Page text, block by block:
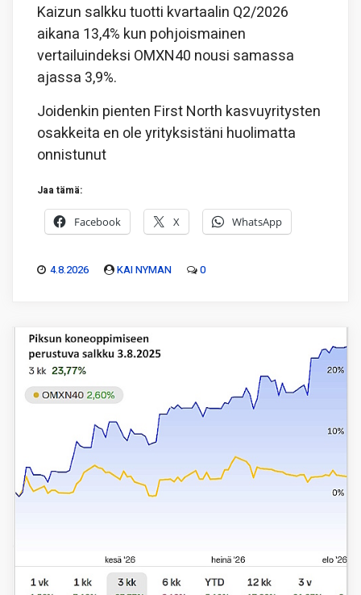
Kaizun salkku tuotti kvartaalin Q2/2026
aikana 13,4% kun pohjoismainen
vertailuindeksi OMXN40 nousi samassa
ajassa 3,9%.
Joidenkin pienten First North kasvuyritysten
osakkeita en ole yrityksistäni huolimatta
onnistunut
Jaa tämä:
Facebook X WhatsApp
4.8.2026 KAI NYMAN 0